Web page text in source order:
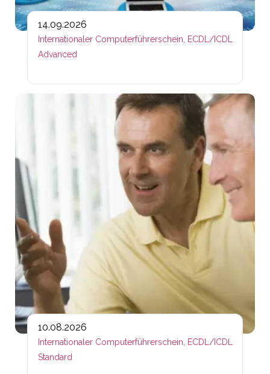
14.09.2026
Internationaler Computerführerschein, ECDL/ICDL
Advanced
10.08.2026
Internationaler Computerführerschein, ECDL/ICDL
Standard